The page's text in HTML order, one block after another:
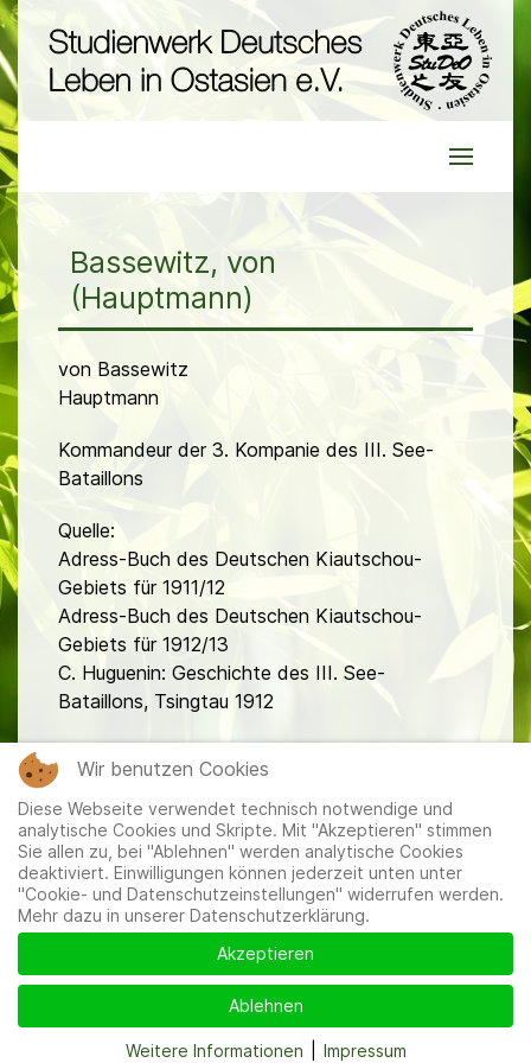
Bassewitz, von
(Hauptmann)
von Bassewitz
Hauptmann
Kommandeur der 3. Kompanie des III. See-
Bataillons
Quelle:
Adress-Buch des Deutschen Kiautschou-
Gebiets für 1911/12
Adress-Buch des Deutschen Kiautschou-
Gebiets für 1912/13
C. Huguenin: Geschichte des III. See-
Bataillons, Tsingtau 1912
Mitglieder|Impressum|Datenschutzerklärung|Cookie-
und Datenschutzeinstellungen
Wir benutzen Cookies
Diese Webseite verwendet technisch notwendige und
analytische Cookies und Skripte. Mit "Akzeptieren" stimmen
Sie allen zu, bei "Ablehnen" werden analytische Cookies
deaktiviert. Einwilligungen können jederzeit unten unter
"Cookie- und Datenschutzeinstellungen" widerrufen werden.
Mehr dazu in unserer Datenschutzerklärung.
Akzeptieren
Ablehnen
Weitere Informationen Impressum